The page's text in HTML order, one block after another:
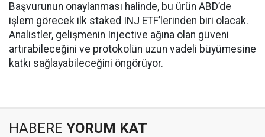
Başvurunun onaylanması halinde, bu ürün ABD’de
işlem görecek ilk staked INJ ETF’lerinden biri olacak.
Analistler, gelişmenin Injective ağına olan güveni
artırabileceğini ve protokolün uzun vadeli büyümesine
katkı sağlayabileceğini öngörüyor.
HABERE YORUM KAT